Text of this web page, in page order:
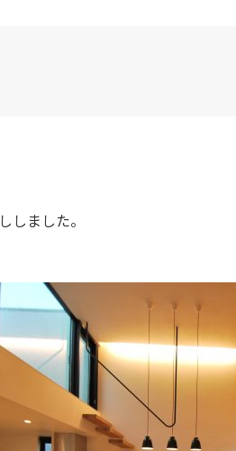
しました。